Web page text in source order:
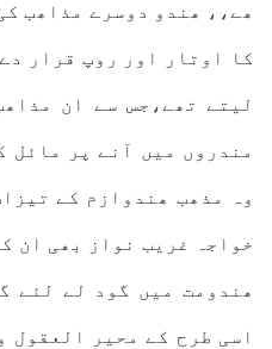
ھے،، ھندو دوسرے مذاھب
کا اوتار اور روپ قرار
لیتے تھے،جس سے ان
مندروں میں آنے پر مائل
وہ مذھب ھندوازم کے
خواجہ غریب نواز بھی ان
ھندومت میں گود لے لئے
اسی طرح کے محیر العقول